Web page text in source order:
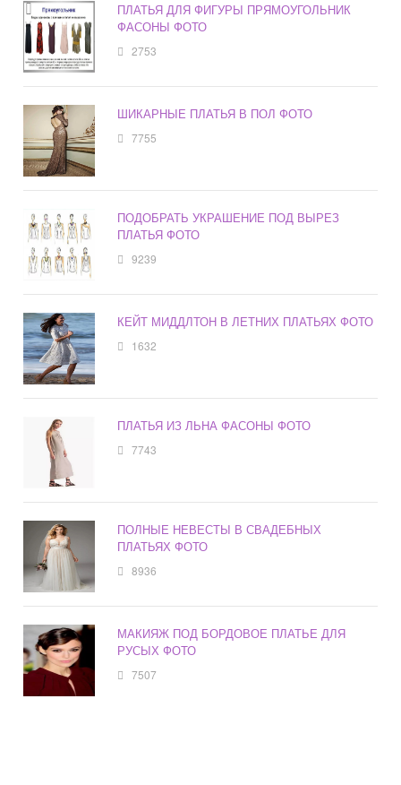
ПЛАТЬЯ ДЛЯ ФИГУРЫ ПРЯМОУГОЛЬНИК
ФАСОНЫ ФОТО
2753
ШИКАРНЫЕ ПЛАТЬЯ В ПОЛ ФОТО
7755
ПОДОБРАТЬ УКРАШЕНИЕ ПОД ВЫРЕЗ
ПЛАТЬЯ ФОТО
9239
КЕЙТ МИДДЛТОН В ЛЕТНИХ ПЛАТЬЯХ ФОТО
1632
ПЛАТЬЯ ИЗ ЛЬНА ФАСОНЫ ФОТО
7743
ПОЛНЫЕ НЕВЕСТЫ В СВАДЕБНЫХ
ПЛАТЬЯХ ФОТО
8936
МАКИЯЖ ПОД БОРДОВОЕ ПЛАТЬЕ ДЛЯ
РУСЫХ ФОТО
7507